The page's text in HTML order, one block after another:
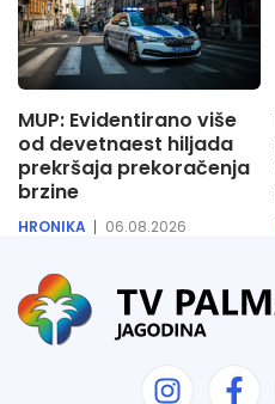
MUP: Evidentirano više
od devetnaest hiljada
prekršaja prekoračenja
brzine
HRONIKA 06.08.2026